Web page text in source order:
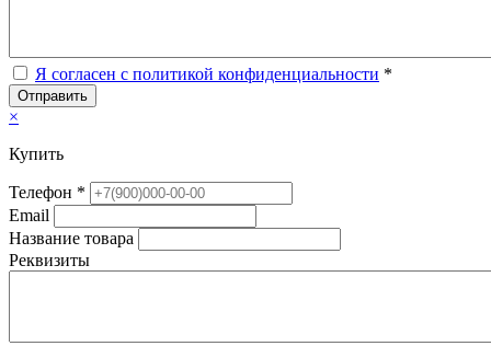
Я согласен с политикой конфиденциальности *
Отправить
×
Купить
Телефон *
Email
Название товара
Реквизиты